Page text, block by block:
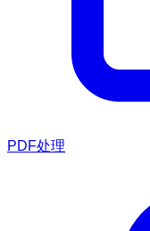
PDF处理